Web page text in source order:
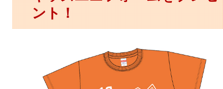
ント！